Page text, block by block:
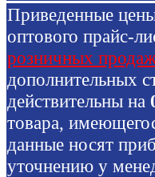
Приведенные
оптового прайс-
розничных
дополнительных
действительны на
товара,
данные носят
уточнению у